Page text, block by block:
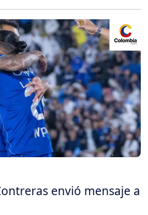
envió mensaje a